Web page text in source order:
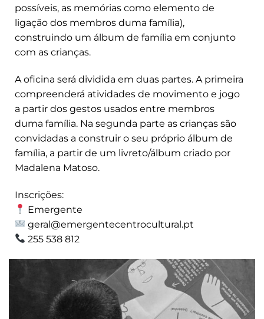
possíveis, as memórias como elemento de
ligação dos membros duma família),
construindo um álbum de família em conjunto
com as crianças.
A oficina será dividida em duas partes. A primeira
compreenderá atividades de movimento e jogo
a partir dos gestos usados entre membros
duma família. Na segunda parte as crianças são
convidadas a construir o seu próprio álbum de
família, a partir de um livreto/álbum criado por
Madalena Matoso.
Inscrições:
Emergente
geral@emergentecentrocultural.pt
255 538 812